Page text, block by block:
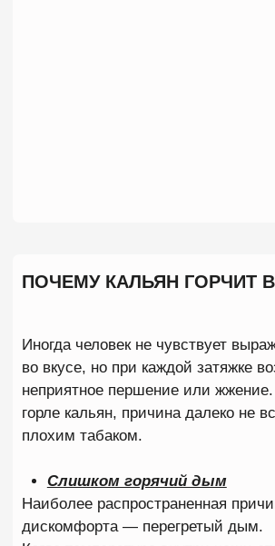
нагрузку на центральную часть забивки. Особенно
✓ Дайте чаше отдохнуть
Если кальян сильно перегрелся, иногда лучший
способ спасти вкус — просто перестать курить на
несколько минут. После уменьшения жара
оставьте чашу в покое на 2–3 минуты. За это
время температура снизится, а табак перестанет
активно выгорать. Многие недооценивают этот
вкус без замены чаши.
✓ Оцените состояние табака
Если после всех действий горечь остается,
проблема может быть серьезнее. Когда табак уже